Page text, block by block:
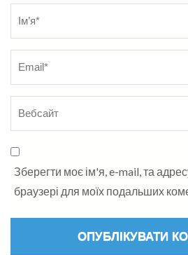
Зберегти моє ім'я, e-mail, та
браузері для моїх подальших